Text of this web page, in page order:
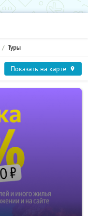
Туры
Показать на карте